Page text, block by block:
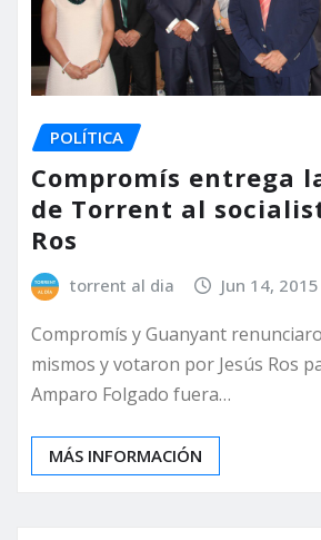
POLÍTICA
Compromís entrega
de Torrent al
Ros
torrent al dia Jun 14, 2015
Compromís y Guanyant
mismos y votaron por Jesús Ros
Amparo Folgado fuera…
MÁS INFORMACIÓN